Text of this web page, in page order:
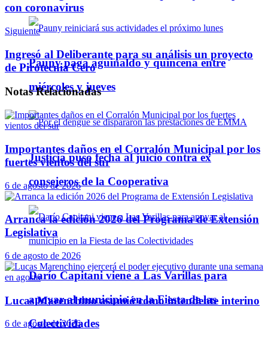
Pauny paga aguinaldo y quincena entre
miércoles y jueves
Justicia puso fecha al juicio contra ex
consejeros de la Cooperativa
Darío Capitani viene a Las Varillas para
apoyar al municipio en la Fiesta de las
Colectividades
con coronavirus
Siguiente
Ingresó al Deliberante para su análisis un proyecto
de Pirotecnia Cero
NotasRelacionadas
Importantes daños en el Corralón Municipal por los
fuertes vientos del sur
6 de agosto de 2026
Arranca la edición 2026 del Programa de Extensión
Legislativa
6 de agosto de 2026
Lucas Marenchino asumió como intendente interino
6 de agosto de 2026